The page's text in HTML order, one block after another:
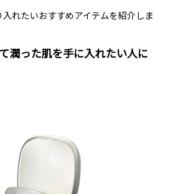
れたいおすすめアイテムを紹介しま
潤った肌を手に入れたい人に